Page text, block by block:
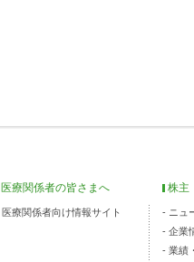
医療関係者の皆さまへ
医療関係者向け情報サイト
株主
ニュ
企業
業績